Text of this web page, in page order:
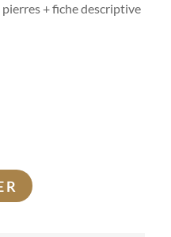
+ fiche descriptive